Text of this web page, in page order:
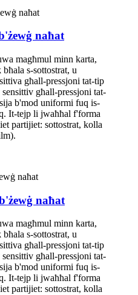
naħat
magħmul minn karta,
s-sottostrat, u
għall-pressjoni tat-tip
għall-pressjoni tat-
b'mod uniformi fuq is-
It-tejp li jwaħħal f'forma
partijiet: sottostrat, kolla
naħat
magħmul minn karta,
s-sottostrat, u
għall-pressjoni tat-tip
għall-pressjoni tat-
b'mod uniformi fuq is-
It-tejp li jwaħħal f'forma
partijiet: sottostrat, kolla